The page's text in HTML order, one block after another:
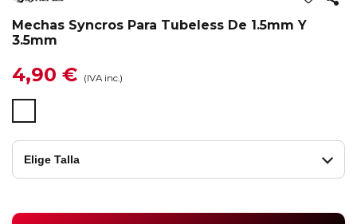
Mechas Syncros Para Tubeless De 1.5mm Y
3.5mm
4,90 € (IVA inc.)
Elige Talla